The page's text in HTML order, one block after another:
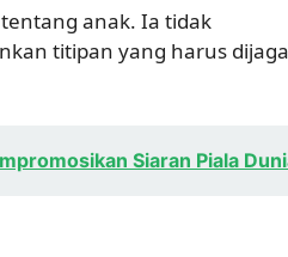
anak. Ia tidak
titipan yang harus dijaga
Siaran Piala